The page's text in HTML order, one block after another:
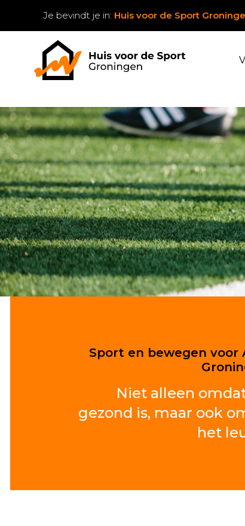
Je bevindt je in: Huis voor de Sport
Sport en bewegen voor
Niet alleen
gezond is, maar ook
het